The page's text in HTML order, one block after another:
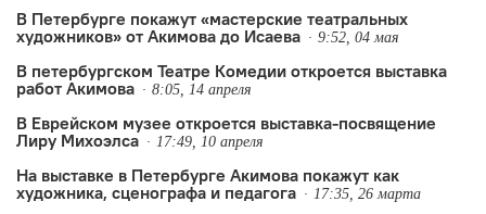
В Петербурге покажут «мастерские театральных
художников» от Акимова до Исаева
9:52, 04 мая
В петербургском Театре Комедии откроется выставка
работ Акимова
8:05, 14 апреля
В Еврейском музее откроется выставка-посвящение
Лиру Михоэлса
17:49, 10 апреля
На выставке в Петербурге Акимова покажут как
художника, сценографа и педагога
17:35, 26 марта